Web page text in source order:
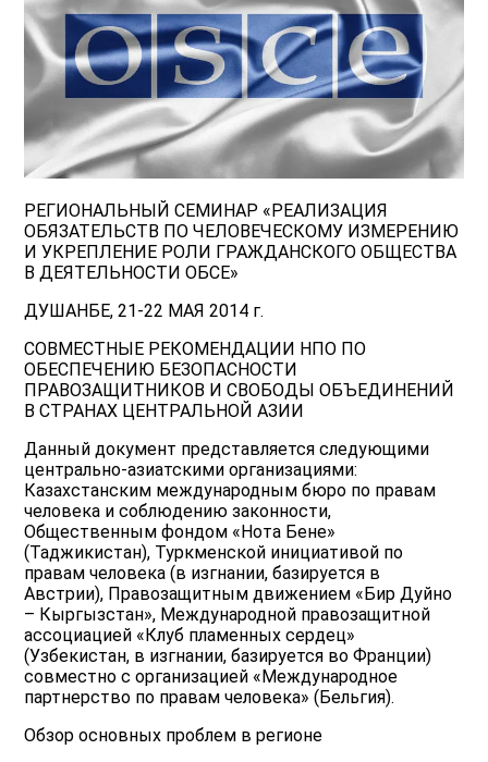
РЕГИОНАЛЬНЫЙ СЕМИНАР «РЕАЛИЗАЦИЯ
ОБЯЗАТЕЛЬСТВ ПО ЧЕЛОВЕЧЕСКОМУ ИЗМЕРЕНИЮ
И УКРЕПЛЕНИЕ РОЛИ ГРАЖДАНСКОГО ОБЩЕСТВА
В ДЕЯТЕЛЬНОСТИ ОБСЕ»
ДУШАНБЕ, 21-22 МАЯ 2014 г.
СОВМЕСТНЫЕ РЕКОМЕНДАЦИИ НПО ПО
ОБЕСПЕЧЕНИЮ БЕЗОПАСНОСТИ
ПРАВОЗАЩИТНИКОВ И СВОБОДЫ ОБЪЕДИНЕНИЙ
В СТРАНАХ ЦЕНТРАЛЬНОЙ АЗИИ
Данный документ представляется следующими
центрально-азиатскими организациями:
Казахстанским международным бюро по правам
человека и соблюдению законности,
Общественным фондом «Нота Бене»
(Таджикистан), Туркменской инициативой по
правам человека (в изгнании, базируется в
Австрии), Правозащитным движением «Бир Дуйно
– Кыргызстан», Международной правозащитной
ассоциацией «Клуб пламенных сердец»
(Узбекистан, в изгнании, базируется во Франции)
совместно с организацией «Международное
партнерство по правам человека» (Бельгия).
Обзор основных проблем в регионе